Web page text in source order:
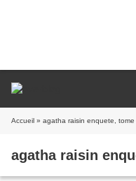
Accueil » agatha raisin enquete, tome
agatha raisin